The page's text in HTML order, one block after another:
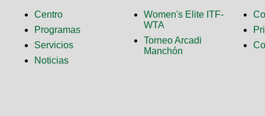
Centro
Programas
Servicios
Noticias
Women's Elite ITF-
WTA
Torneo Arcadi
Manchón